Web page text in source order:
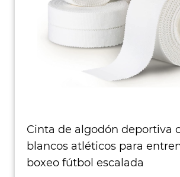
Cinta de algodón deportiva
blancos atléticos para
boxeo fútbol escalada